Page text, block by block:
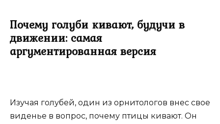
Почему голуби кивают, будучи в
движении: самая
аргументированная версия
Изучая голубей, один из орнитологов внес свое
виденье в вопрос, почему птицы кивают. Он